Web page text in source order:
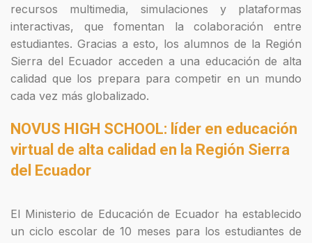
recursos multimedia, simulaciones y plataformas
interactivas, que fomentan la colaboración entre
estudiantes. Gracias a esto, los alumnos de la Región
Sierra del Ecuador acceden a una educación de alta
calidad que los prepara para competir en un mundo
cada vez más globalizado.
NOVUS HIGH SCHOOL: líder en educación
virtual de alta calidad en la Región Sierra
del Ecuador
El Ministerio de Educación de Ecuador ha establecido
un ciclo escolar de 10 meses para los estudiantes de